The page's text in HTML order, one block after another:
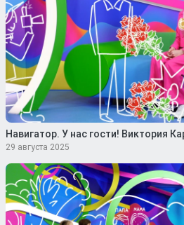
Навигатор. У нас гости! Виктория
29 августа 2025